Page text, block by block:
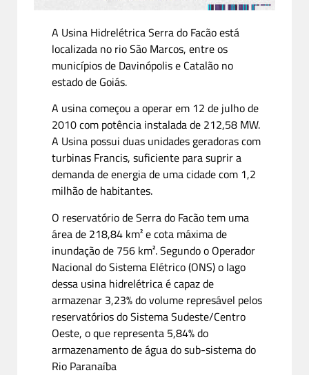
A Usina Hidrelétrica Serra do Facão está
localizada no rio São Marcos, entre os
municípios de Davinópolis e Catalão no
estado de Goiás.
A usina começou a operar em 12 de julho de
2010 com potência instalada de 212,58 MW.
A Usina possui duas unidades geradoras com
turbinas Francis, suficiente para suprir a
demanda de energia de uma cidade com 1,2
milhão de habitantes.
O reservatório de Serra do Facão tem uma
área de 218,84 km² e cota máxima de
inundação de 756 km². Segundo o Operador
Nacional do Sistema Elétrico (ONS) o lago
dessa usina hidrelétrica é capaz de
armazenar 3,23% do volume represável pelos
reservatórios do Sistema Sudeste/Centro
Oeste, o que representa 5,84% do
armazenamento de água do sub-sistema do
Rio Paranaíba